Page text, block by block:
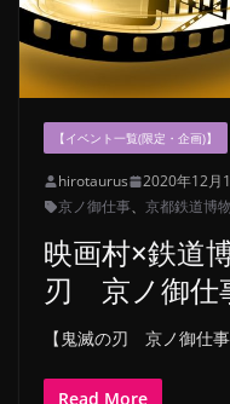
【イベント一覧(限定・企画)】
hirotaurus
2020年12月
京ノ御仕事、 京都鉄道博
映画村×鉄道
刃 京ノ御
【鬼滅の刃 京ノ御仕
Read More